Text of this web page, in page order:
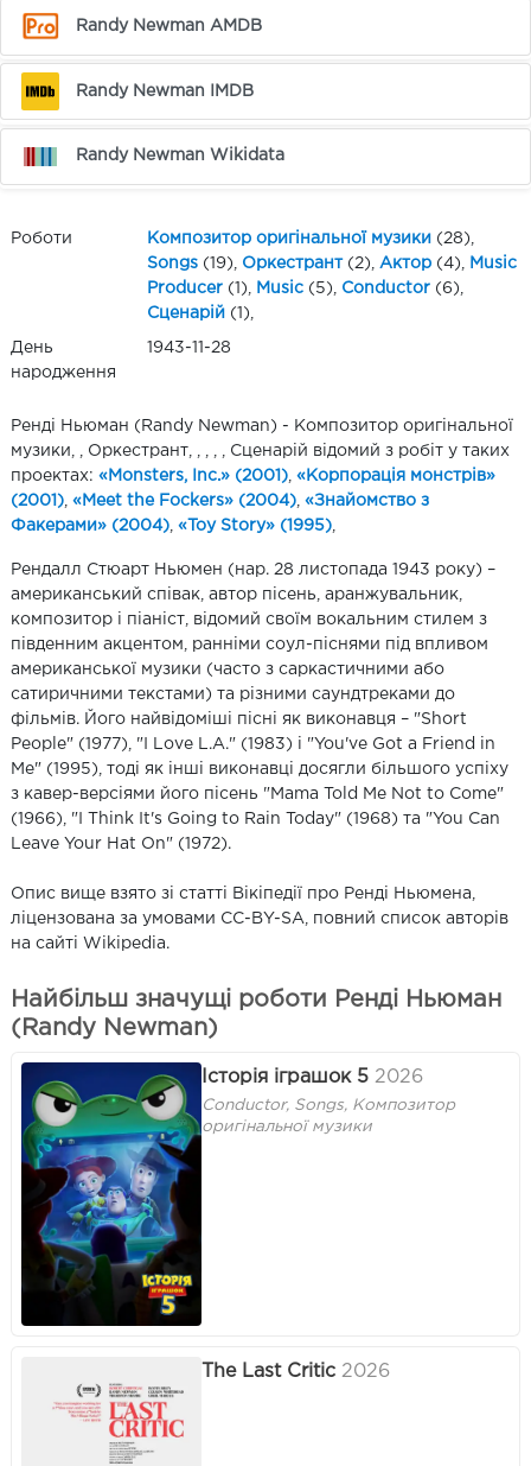
Randy Newman AMDB
Randy Newman IMDB
Randy Newman Wikidata
Роботи Композитор оригінальної музики (28),
Songs (19), Оркестрант(2), Актор (4),
Music
Producer (1), Music (5), Conductor (6),
Сценарій (1),
День
народження
1943-11-28
Ренді Ньюман (Randy Newman) - Композитор оригінальної
музики, , Оркестрант, , , , , Сценарій відомий з робіт у таких
проектах: «Monsters, Inc.» (2001) «Корпорація монстрів»
(2001) «Meet the Fockers» (2004) «Знайомство з
Факерами» (2004) «Toy Story» (1995)
Рендалл Стюарт Ньюмен (нар. 28 листопада 1943 року) –
американський співак, автор пісень, аранжувальник,
композитор і піаніст, відомий своїм вокальним стилем з
південним акцентом, ранніми соул-піснями під впливом
американської музики (часто з саркастичними або
сатиричними текстами) та різними саундтреками до
фільмів. Його найвідоміші пісні як виконавця – "Short
People" (1977), "I Love L.A." (1983) і "You've Got a Friend in
Me" (1995), тоді як інші виконавці досягли більшого успіху
з кавер-версіями його пісень "Mama Told Me Not to Come"
(1966), "I Think It's Going to Rain Today" (1968) та "You Can
Leave Your Hat On" (1972).
Опис вище взято зі статті Вікіпедії про Ренді Ньюмена,
ліцензована за умовами CC-BY-SA, повний список авторів
на сайті Wikipedia.
Найбільш значущі роботи Ренді Ньюман
(Randy Newman)
Історія іграшок 5 2026
Conductor, Songs, Композитор
оригінальної музики
The Last Critic 2026